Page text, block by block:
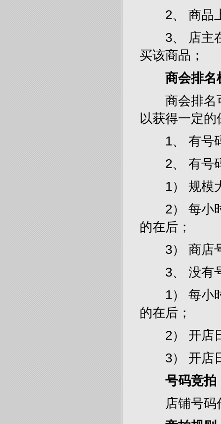
2、 商品上
3、 店主在
买该商品；
商会排名
商会排名可
以获得一定
1、 有号码
2、 有号码
1） 规模大
2） 每小时
的在后；
3） 商店号
3、 没有号
1） 每小时
的在后；
2） 开店日
3） 开店日
号码竞拍
店铺号码作